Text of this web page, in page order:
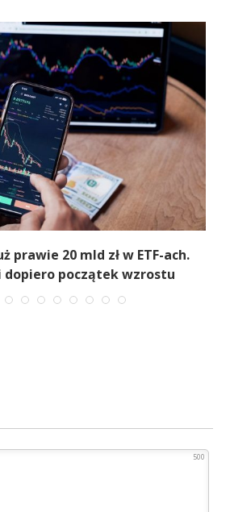
prawie 20 mld zł w ETF-ach.
dopiero początek wzrostu
500